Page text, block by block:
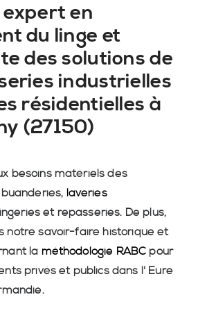
expert en
du linge et
des solutions de
industrielles
résidentielles à
(27150)
besoins matériels des
buanderies, laveries
et repasseries. De plus,
notre savoir-faire historique et
la méthodologie RABC pour
privés et publics dans l' Eure